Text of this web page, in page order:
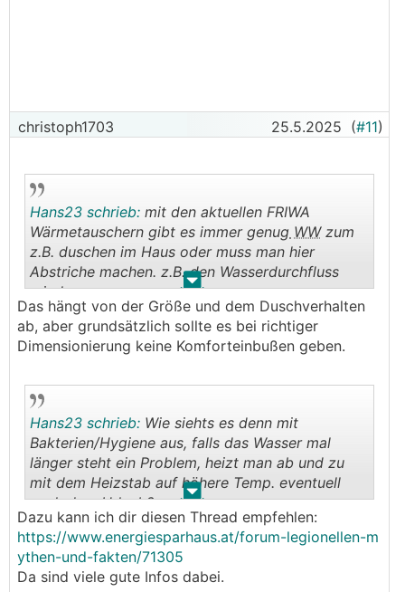
christoph1703 25.5.2025 (#11)
. .
Hans23 schrieb: mit den aktuellen FRIWA
Wärmetauschern gibt es immer genug WWzum
z.B. duschen im Haus oder muss man hier
Abstriche machen. z.B. den Wasserdurchfluss
mindern.
Das hängt von der Größe und dem Duschverhalten
ab, aber grundsätzlich sollte es bei richtiger
Dimensionierung keine Komforteinbußen geben.
. .
Hans23 schrieb: Wie siehts es denn mit
Bakterien/Hygiene aus, falls das Wasser mal
länger steht ein Problem, heizt man ab und zu
mit dem Heizstab auf höhere Temp. eventuell
nach dem Urlaub?
Dazu kann ich dir diesen Thread empfehlen:
https://www.energiesparhaus.at/forum-legionellen-m
ythen-und-fakten/71305
Da sind viele gute Infos dabei.